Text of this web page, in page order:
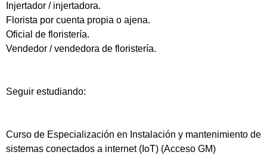
Injertador / injertadora.
Florista por cuenta propia o ajena.
Oficial de floristería.
Vendedor / vendedora de floristería.
Seguir estudiando:
Curso de Especialización en Instalación y mantenimiento de
sistemas conectados a internet (IoT) (Acceso GM)